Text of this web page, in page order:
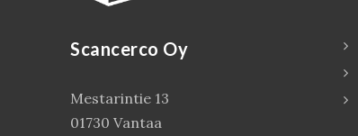
Scancerco Oy
Mestarintie 13
01730 Vantaa